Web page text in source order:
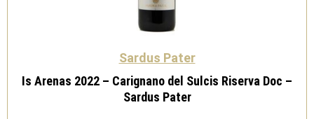
Sardus Pater
Is Arenas 2022 – Carignano del Sulcis Riserva Doc –
Sardus Pater